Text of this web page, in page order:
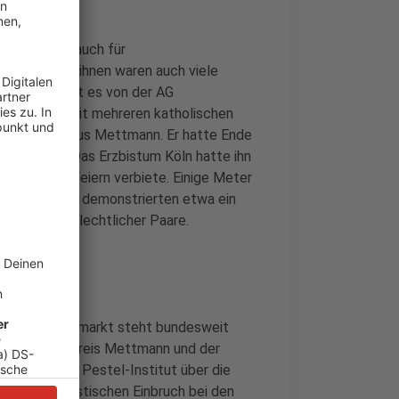
auch für
Unter ihnen waren auch viele
heißt es von der AG
in Köln mit mehreren katholischen
Pfarrers aus Mettmann. Er hatte Ende
Das Erzbistum Köln hatte ihn
solche Feiern verbiete. Einige Meter
entfernt demonstrierten etwa ein
gleichgeschlechtlicher Paare.
Wohnungsmarkt steht bundesweit
Im Kreis Mettmann und der
sagt das Pestel-Institut über die
einen drastischen Einbruch bei den